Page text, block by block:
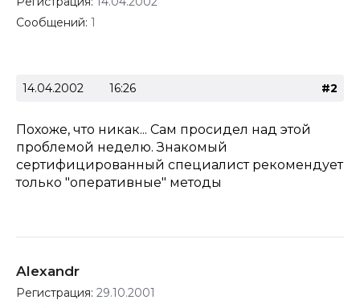
Сообщений: 1
14.04.2002 16:26 #2
Похоже, что никак... Сам просидел над этой
проблемой неделю. Знакомый
сертифицированный специалист рекомендует
только "оперативные" методы
Alexandr
Регистрация: 29.10.2001